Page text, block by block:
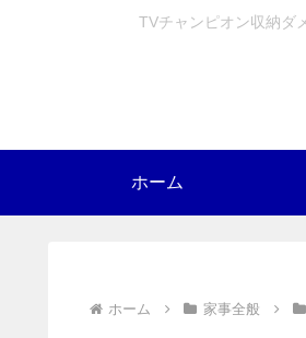
TVチャンピオン収納ダ
ホーム
ホーム 家事全般